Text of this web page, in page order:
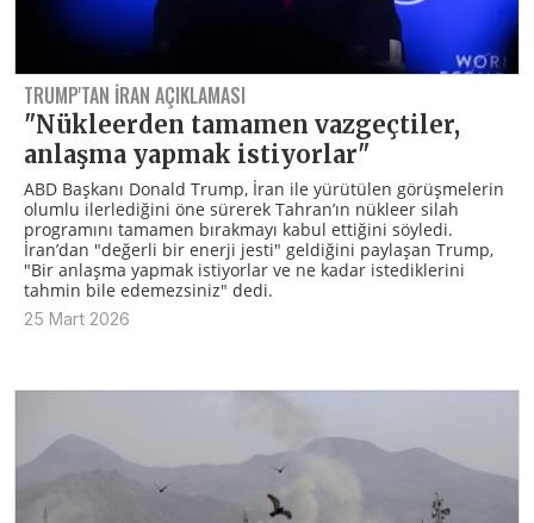
TRUMP'TAN İRAN AÇIKLAMASI
"Nükleerden tamamen vazgeçtiler,
anlaşma yapmak istiyorlar"
ABD Başkanı Donald Trump, İran ile yürütülen görüşmelerin
olumlu ilerlediğini öne sürerek Tahran’ın nükleer silah
programını tamamen bırakmayı kabul ettiğini söyledi.
İran’dan "değerli bir enerji jesti" geldiğini paylaşan Trump,
"Bir anlaşma yapmak istiyorlar ve ne kadar istediklerini
tahmin bile edemezsiniz" dedi.
25 Mart 2026